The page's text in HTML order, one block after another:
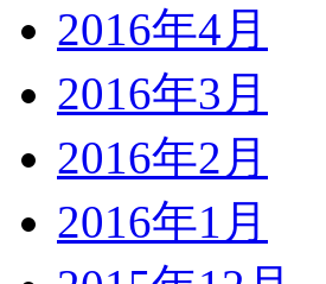
2016年4月
2016年3月
2016年2月
2016年1月